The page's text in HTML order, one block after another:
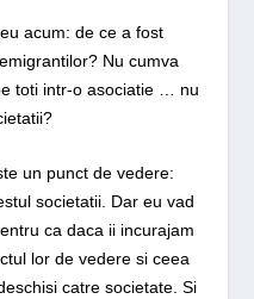
acum: de ce a fost
Nu cumva
toti intr-o asociatie … nu
un punct de vedere:
societatii. Dar eu vad
ca daca ii incurajam
lor de vedere si ceea
catre societate. Si